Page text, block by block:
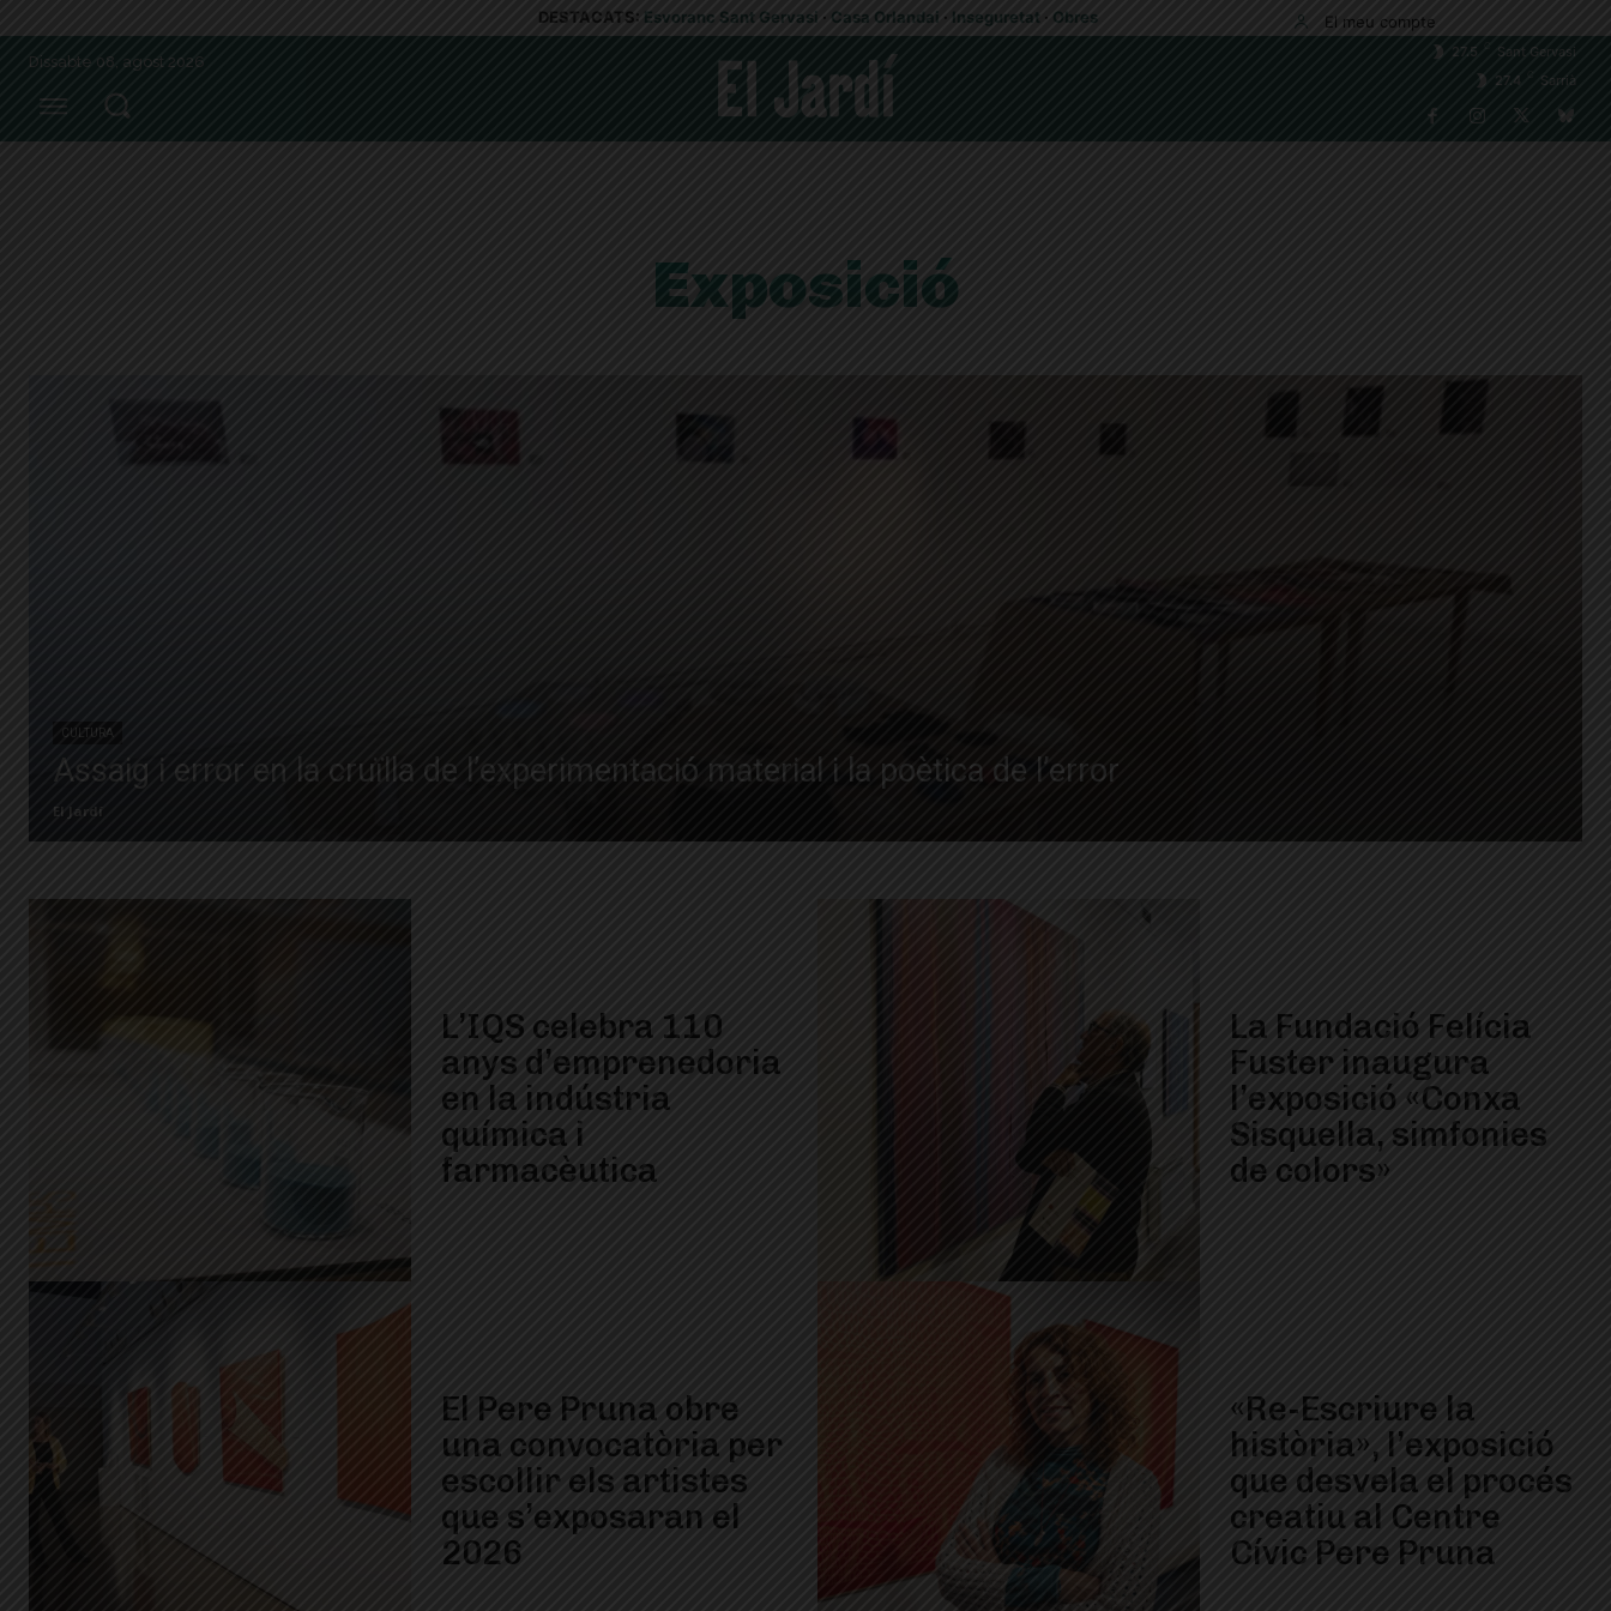
DESTACATS: Esvoranc Sant Gervasi · Casa Orlandai · Inseguretat · Obres El meu compte
Dissabte 08, agost 2026
27.5
Sant Gervasi
27.4
Sarrià
Exposició
CULTURA
Assaig i error en la cruïlla de l’experimentació material i la poètica de l’error
El Jardí
L’IQS celebra 110
anys d’emprenedoria
en la indústria
química i
farmacèutica
La Fundació Felícia
Fuster inaugura
l’exposició «Conxa
Sisquella, simfonies
de colors»
El Pere Pruna obre
una convocatòria per
escollir els artistes
que s’exposaran el
2026
«Re-Escriure la
història», l’exposició
que desvela el procés
creatiu al Centre
Cívic Pere Pruna